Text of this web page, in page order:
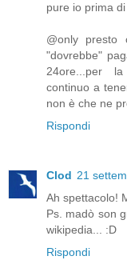
pure io prima di
@only
"dovrebbe"
24ore...per
continuo a
non è che ne
Rispondi
Clod 21
Ah spettacolo!
Ps. madò son
wikipedia... :D
Rispondi